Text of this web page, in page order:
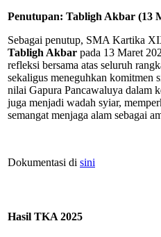
Penutupan: Tabligh Akbar (13
Sebagai penutup, SMA Kartika
Tabligh Akbar pada 13 Maret
refleksi bersama atas seluruh
sekaligus meneguhkan komitmen
nilai Gapura Pancawaluya dalam
juga menjadi wadah syiar,
semangat menjaga alam sebagai
Dokumentasi di sini
Hasil TKA 2025